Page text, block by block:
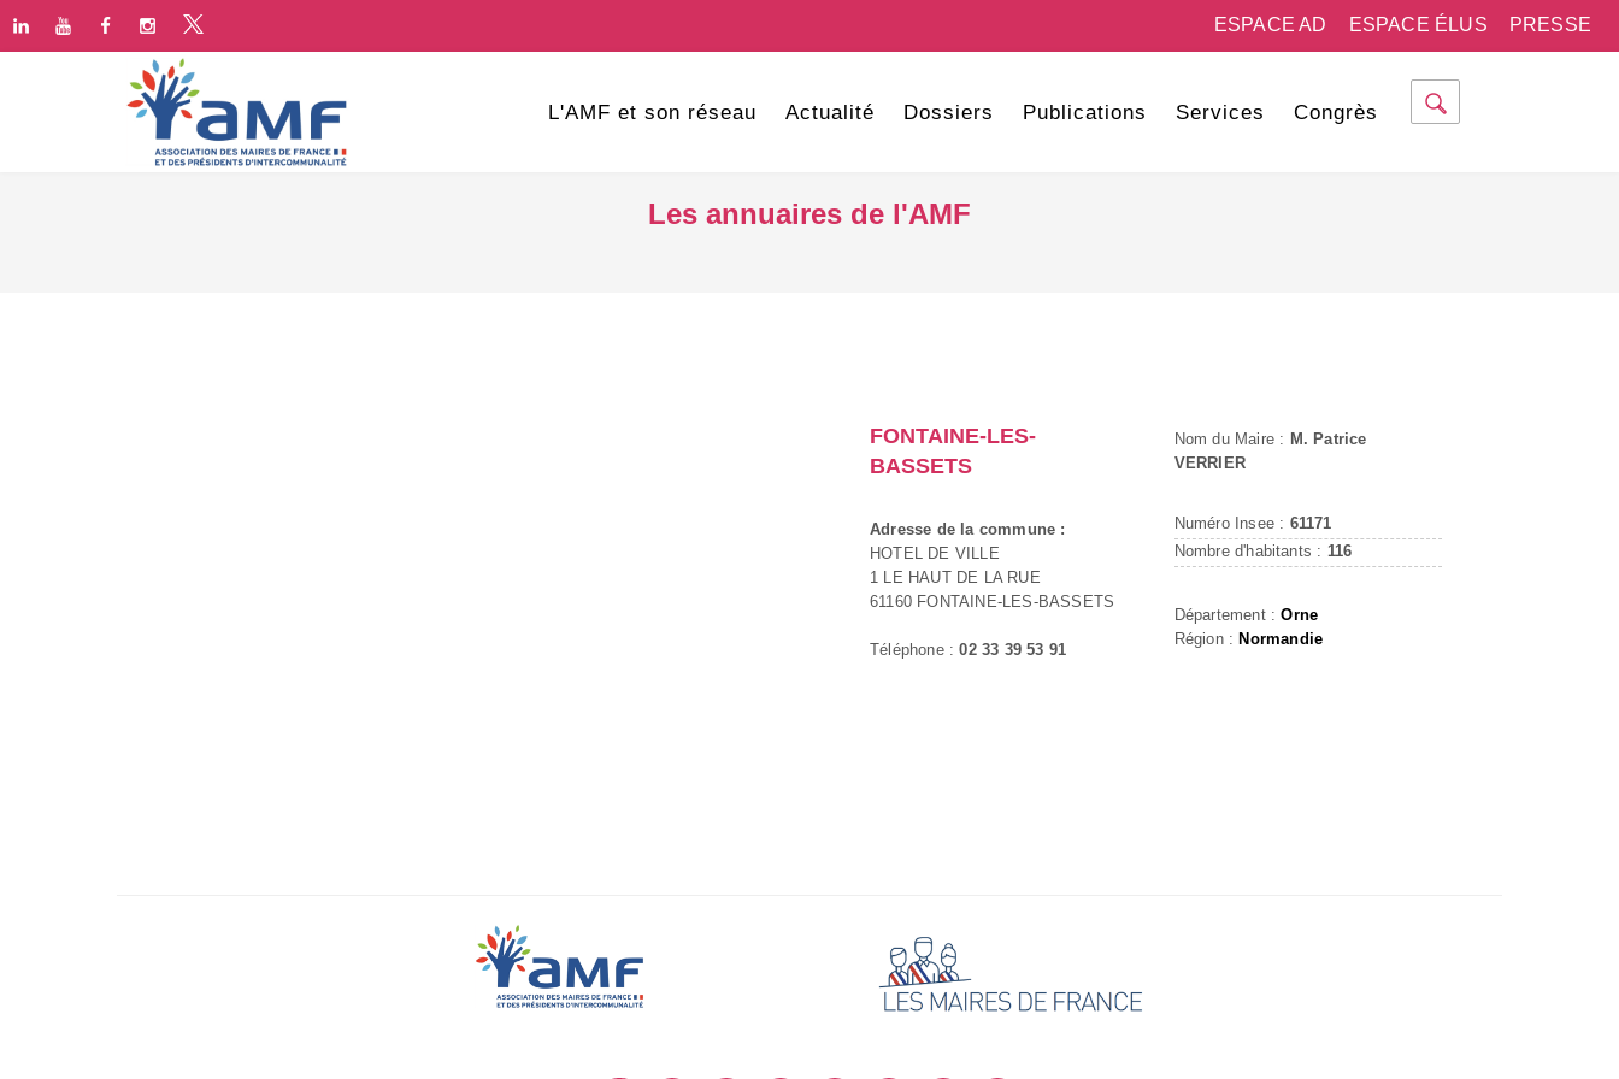
PRESSE
ESPACE ÉLUS
ESPACE AD
L'AMF et son réseau Actualité Dossiers Publications Services Congrès
Les annuaires de l'AMF
FONTAINE-LES-
BASSETS
Adresse de la commune :
HOTEL DE VILLE
1 LE HAUT DE LA RUE
61160 FONTAINE-LES-BASSETS
Téléphone :02 33 39 53 91
Nom du Maire : M. Patrice
VERRIER
Numéro Insee : 61171
Nombre d'habitants : 116
Département :Orne
Région : Normandie